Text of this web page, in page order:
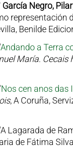
García Negro, Pilar
representación
Benilde
Andando a Terra
María. Cecais
Nos cen anos das
, A Coruña,
Lagarada de
de Fátima